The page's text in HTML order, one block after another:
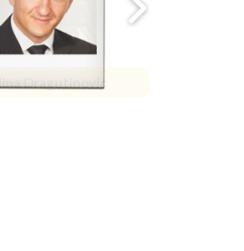
Dragutinovic